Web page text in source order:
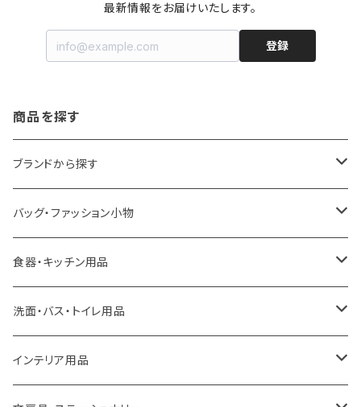
最新情報をお届けいたします。
登録
商品を探す
ブランドから探す
LOQI
ideaco
a.depeche
ROOTOTE
バッグ・ファッション小物
エコバッグ
アクセサリー
トートバッグ
食器・キッチン用品
キッチンラック
キッチンペーパーホルダー
洗面・バス・トイレ用品
洗面用品
インテリア用品